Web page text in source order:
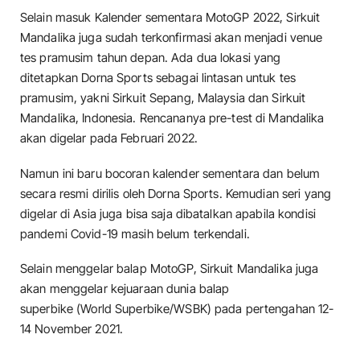
Selain masuk Kalender sementara MotoGP 2022, Sirkuit
Mandalika juga sudah terkonfirmasi akan menjadi venue
tes pramusim tahun depan. Ada dua lokasi yang
ditetapkan Dorna Sports sebagai lintasan untuk tes
pramusim, yakni Sirkuit Sepang, Malaysia dan Sirkuit
Mandalika, Indonesia. Rencananya pre-test di Mandalika
akan digelar pada Februari 2022.
Namun ini baru bocoran kalender sementara dan belum
secara resmi dirilis oleh Dorna Sports. Kemudian seri yang
digelar di Asia juga bisa saja dibatalkan apabila kondisi
pandemi Covid-19 masih belum terkendali.
Selain menggelar balap MotoGP, Sirkuit Mandalika juga
akan menggelar kejuaraan dunia balap
superbike (World Superbike/WSBK) pada pertengahan 12-
14 November 2021.